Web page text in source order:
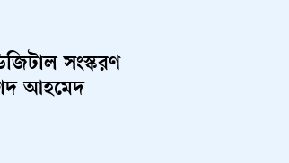
সংস্করণ
আহমেদ